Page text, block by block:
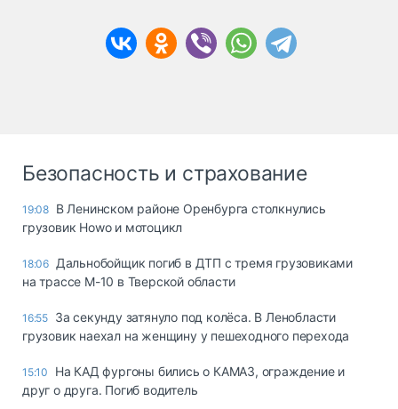
Безопасность и страхование
19:08 В Ленинском районе Оренбурга столкнулись
грузовик Howo и мотоцикл
18:06 Дальнобойщик погиб в ДТП с тремя грузовиками
на трассе М-10 в Тверской области
16:55 За секунду затянуло под колёса. В Ленобласти
грузовик наехал на женщину у пешеходного перехода
15:10
На КАД фургоны бились о КАМАЗ, ограждение и
друг о друга. Погиб водитель